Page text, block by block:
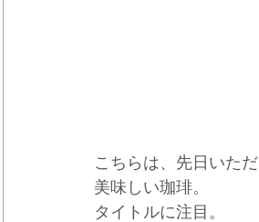
こちらは、先日いただ
美味しい珈琲。
タイトルに注目。